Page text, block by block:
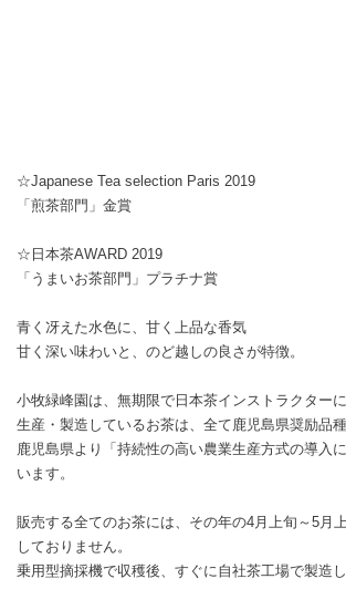
☆Japanese Tea selection Paris 2019
「煎茶部門」金賞
☆日本茶AWARD 2019
「うまいお茶部門」プラチナ賞
青く冴えた水色に、甘く上品な香気
甘く深い味わいと、のど越しの良さが特徴。
小牧緑峰園は、無期限で日本茶インストラクター
生産・製造しているお茶は、全て鹿児島県奨励品種
鹿児島県より「持続性の高い農業生産方式の導入
います。
販売する全てのお茶には、その年の4月上旬～5月
しておりません。
乗用型摘採機で収穫後、すぐに自社茶工場で製造し